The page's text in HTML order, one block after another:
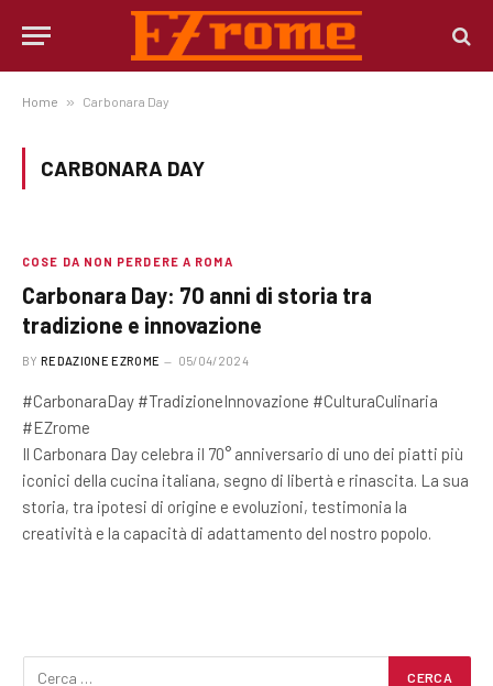
Home » Carbonara Day
CARBONARA DAY
COSE DA NON PERDERE A ROMA
Carbonara Day: 70 anni di storia tra
tradizione e innovazione
BY REDAZIONE EZROME 05/04/2024
#CarbonaraDay #TradizioneInnovazione #CulturaCulinaria
#EZrome
Il Carbonara Day celebra il 70° anniversario di uno dei piatti più
iconici della cucina italiana, segno di libertà e rinascita. La sua
storia, tra ipotesi di origine e evoluzioni, testimonia la
creatività e la capacità di adattamento del nostro popolo.